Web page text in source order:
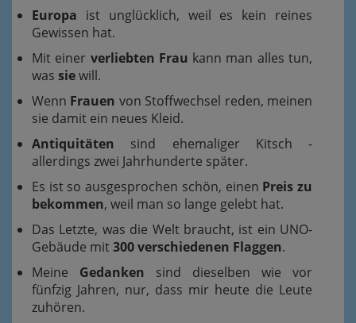
Europa ist unglücklich, weil es kein reines
Gewissen hat.
Mit einer verliebten Frau kann man alles tun,
was siewill.
Wenn Frauen von Stoffwechsel reden, meinen
sie damit ein neues Kleid.
Antiquitäten sind ehemaliger Kitsch -
allerdings zwei Jahrhunderte später.
Es ist so ausgesprochen schön, einen Preis zu
bekommen, weil man so lange gelebt hat.
Das Letzte, was die Welt braucht, ist ein UNO-
Gebäude mit300 verschiedenen Flaggen.
Meine Gedanken sind dieselben wie vor
fünfzig Jahren, nur, dass mir heute die Leute
zuhören.